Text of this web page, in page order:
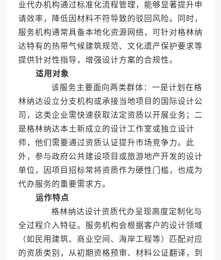
业代办机构通过标准化流程管理，能够显著提升申
请效率，降低因材料不符导致的驳回风险。同时，
服务机构通常具备本地化资源网络，可针对格林纳
达特有的热带气候建筑规范、文化遗产保护要求等
提供针对性指导，增强设计方案的合规性。
适用对象
该服务主要面向两类群体：一是计划在格
林纳达设立分支机构或承接当地项目的国际设计公
司，这类企业需快速获取法定资质以开展业务；二
是格林纳达本土新成立的设计工作室或独立设计
师，他们需要通过资质认证提升市场竞争力。此
外，参与政府公共建设项目或旅游地产开发的设计
单位，因项目招标常将资质作为硬性门槛，也成为
代办服务的重要需求方。
运作特点
格林纳达设计资质代办呈现高度定制化与
全过程介入特征。服务机构会根据客户的设计领域
（如民用建筑、商业空间、海岸工程等）匹配对应
的资质类别，从初期资格预审、材料公证翻译，到